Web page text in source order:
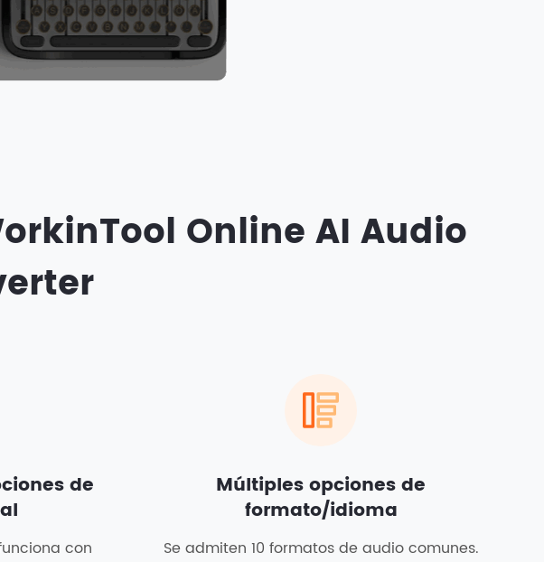
Online AI Audio
de
con
Múltiples opciones de
formato/idioma
Se admiten 10 formatos de audio comunes.